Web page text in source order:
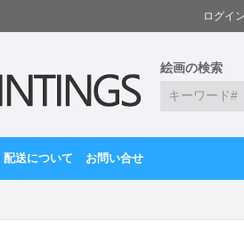
ログイン
絵画の検索
配送について お問い合せ